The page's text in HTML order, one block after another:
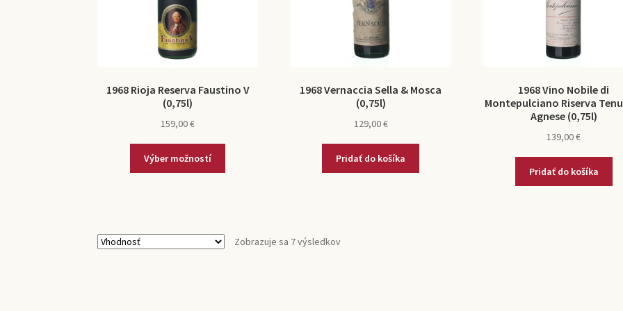
1968 Rioja Reserva Faustino V
(0,75l)
159,00€
Výber možností
1968 Vernaccia Sella & Mosca
(0,75l)
129,00€
Pridať do košíka
1968 Vino Nobile di
Montepulciano Riserva
Agnese (0,75l)
139,00€
Pridať do košíka
Zobrazuje sa 7 výsledkov